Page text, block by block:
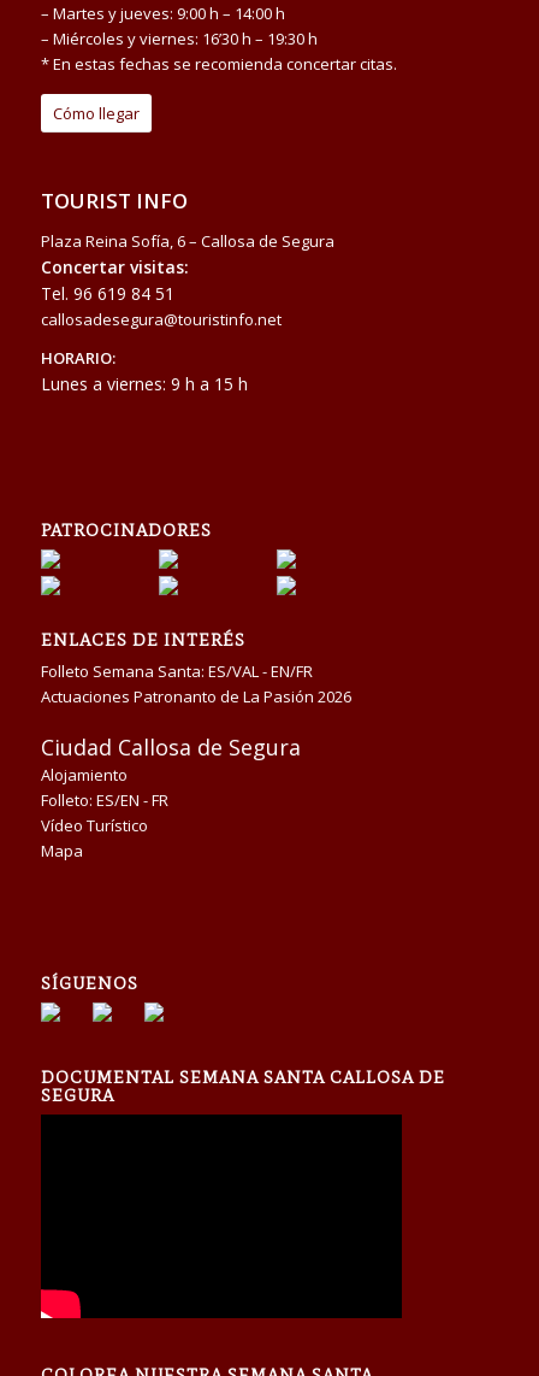
– Martes y jueves: 9:00 h – 14:00 h
– Miércoles y viernes: 16’30 h – 19:30 h
* En estas fechas se recomienda concertar citas.
Cómo llegar
TOURIST INFO
Plaza Reina Sofía, 6 – Callosa de Segura
Concertar visitas:
Tel. 96 619 84 51
callosadesegura@touristinfo.net
HORARIO:
Lunes a viernes: 9 h a 15 h
PATROCINADORES
ENLACES DE INTERÉS
Folleto Semana Santa: ES/VAL-EN/FR
Actuaciones Patronanto de La Pasión 2026
Ciudad Callosa de Segura
Alojamiento
Folleto: ES/EN -FR
Vídeo Turístico
Mapa
SÍGUENOS
DOCUMENTAL SEMANA SANTA CALLOSA DE
SEGURA